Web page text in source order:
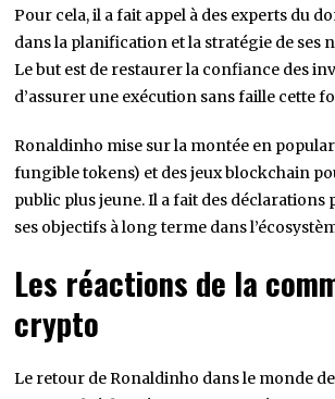
Pour cela, il a fait appel à des experts du
dans la planification et la stratégie de ses
Le but est de restaurer la confiance des
d’assurer une exécution sans faille cette
Ronaldinho mise sur la montée en
fungible tokens) et des jeux blockchain
public plus jeune. Il a fait des déclarations
ses objectifs à long terme dans
Les réactions de la
crypto
Le retour de Ronaldinho dans le monde